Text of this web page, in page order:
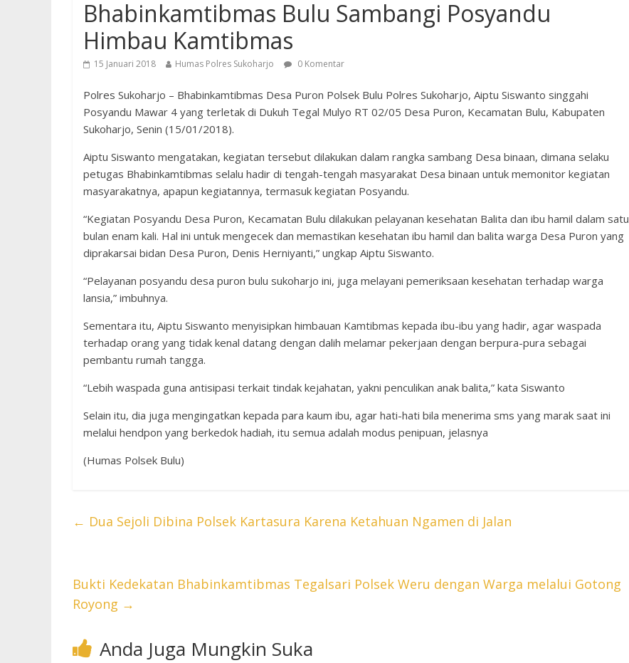
Bhabinkamtibmas Bulu Sambangi Posyandu
Himbau Kamtibmas
15 Januari 2018 Humas Polres Sukoharjo 0 Komentar
Polres Sukoharjo – Bhabinkamtibmas Desa Puron Polsek Bulu Polres Sukoharjo, Aiptu Siswanto singgahi
Posyandu Mawar 4 yang terletak di Dukuh Tegal Mulyo RT 02/05 Desa Puron, Kecamatan Bulu, Kabupaten
Sukoharjo, Senin (15/01/2018).
Aiptu Siswanto mengatakan, kegiatan tersebut dilakukan dalam rangka sambang Desa binaan, dimana selaku
petugas Bhabinkamtibmas selalu hadir di tengah-tengah masyarakat Desa binaan untuk memonitor kegiatan
masyarakatnya, apapun kegiatannya, termasuk kegiatan Posyandu.
“Kegiatan Posyandu Desa Puron, Kecamatan Bulu dilakukan pelayanan kesehatan Balita dan ibu hamil dalam satu
bulan enam kali. Hal ini untuk mengecek dan memastikan kesehatan ibu hamil dan balita warga Desa Puron yang
diprakarsai bidan Desa Puron, Denis Herniyanti,” ungkap Aiptu Siswanto.
“Pelayanan posyandu desa puron bulu sukoharjo ini, juga melayani pemeriksaan kesehatan terhadap warga
lansia,” imbuhnya.
Sementara itu, Aiptu Siswanto menyisipkan himbauan Kamtibmas kepada ibu-ibu yang hadir, agar waspada
terhadap orang yang tidak kenal datang dengan dalih melamar pekerjaan dengan berpura-pura sebagai
pembantu rumah tangga.
“Lebih waspada guna antisipasi terkait tindak kejahatan, yakni penculikan anak balita,” kata Siswanto
Selain itu, dia juga mengingatkan kepada para kaum ibu, agar hati-hati bila menerima sms yang marak saat ini
melalui hendpon yang berkedok hadiah, itu semua adalah modus penipuan, jelasnya
(Humas Polsek Bulu)
← Dua Sejoli Dibina Polsek Kartasura Karena Ketahuan Ngamen di Jalan
Bukti Kedekatan Bhabinkamtibmas Tegalsari Polsek Weru dengan Warga melalui Gotong
Royong →
Anda Juga Mungkin Suka